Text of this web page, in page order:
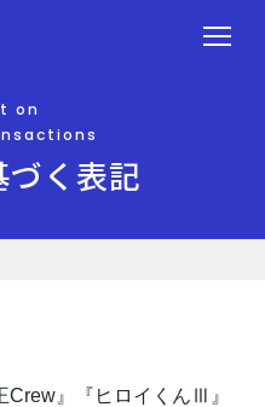
on
く表記
Crew』『ヒロイくんⅢ』